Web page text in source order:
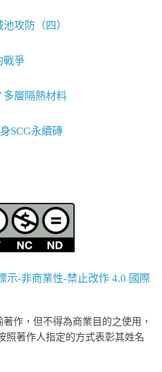
攻防（四）
戰爭
多層隔熱材料
SCG永續磚
示-非商業性-禁止改作 4.0 國際
作，但不得為商業目的之使用，
照著作人指定的方式表彰其姓名